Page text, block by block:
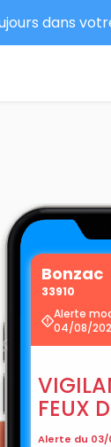
dans
Bonzac
33910
Alerte
04/08/
FEUX
Alerte du 03/